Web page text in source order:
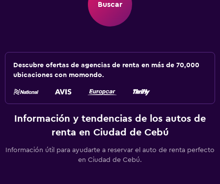
Buscar
Descubre ofertas de agencias de renta en más de 70,000
ubicaciones con momondo.
Información y tendencias de los autos de
renta en Ciudad de Cebú
Información útil para ayudarte a reservar el auto de renta perfecto
en Ciudad de Cebú.